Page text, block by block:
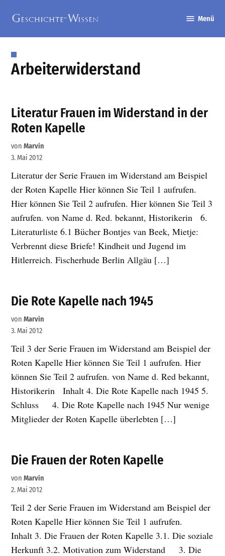
Inhalt
springen
Wissen
Menü
Arbeiterwiderstand
Literatur Frauen im Widerstand in der
Roten Kapelle
von Marvin
3. Mai 2012
Literatur der Serie Frauen im Widerstand am Beispiel
der Roten Kapelle Hier können Sie Teil 1 aufrufen.
Hier können Sie Teil 2 aufrufen. Hier können Sie Teil 3
aufrufen. von Name d. Red. bekannt, Historikerin 6.
Literaturliste 6.1 Bücher Bontjes van Beek, Mietje:
Verbrennt diese Briefe! Kindheit und Jugend im
Hitlerreich. Fischerhude Berlin Allgäu […]
Die Rote Kapelle nach 1945
von Marvin
3. Mai 2012
Teil 3 der Serie Frauen im Widerstand am Beispiel der
Roten Kapelle Hier können Sie Teil 1 aufrufen. Hier
können Sie Teil 2 aufrufen. von Name d. Red bekannt,
Historikerin Inhalt 4. Die Rote Kapelle nach 1945 5.
Schluss 4. Die Rote Kapelle nach 1945 Nur wenige
Mitglieder der Roten Kapelle überlebten […]
Die Frauen der Roten Kapelle
von Marvin
2. Mai 2012
Teil 2 der Serie Frauen im Widerstand am Beispiel der
Roten Kapelle Hier können Sie Teil 1 aufrufen.
Inhalt 3. Die Frauen der Roten Kapelle 3.1. Die soziale
Herkunft 3.2. Motivation zum Widerstand 3. Die